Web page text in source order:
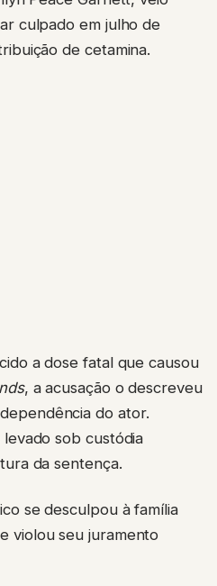
culpado em julho de
de cetamina.
a dose fatal que causou
, a acusação o descreveu
do ator.
levado sob custódia
da sentença.
se desculpou à família
violou seu juramento